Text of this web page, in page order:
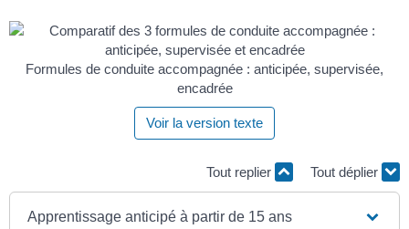
Formules de conduite accompagnée : anticipée, supervisée,
encadrée
Voir la version texte
Tout replier Tout déplier
Apprentissage anticipé à partir de 15 ans